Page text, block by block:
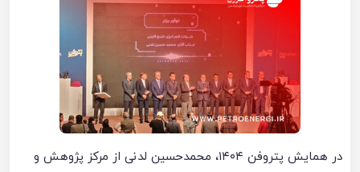
در همایش پتروفن ۱۴۰۴، محمدحسین لدنی از مرکز پژوهش و